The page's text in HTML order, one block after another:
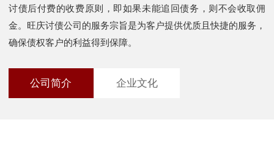
讨债后付费的收费原则，即如果未能追回债务，则不会收取佣
金。旺庆讨债公司的服务宗旨是为客户提供优质且快捷的服务，
确保债权客户的利益得到保障。
公司简介 企业文化